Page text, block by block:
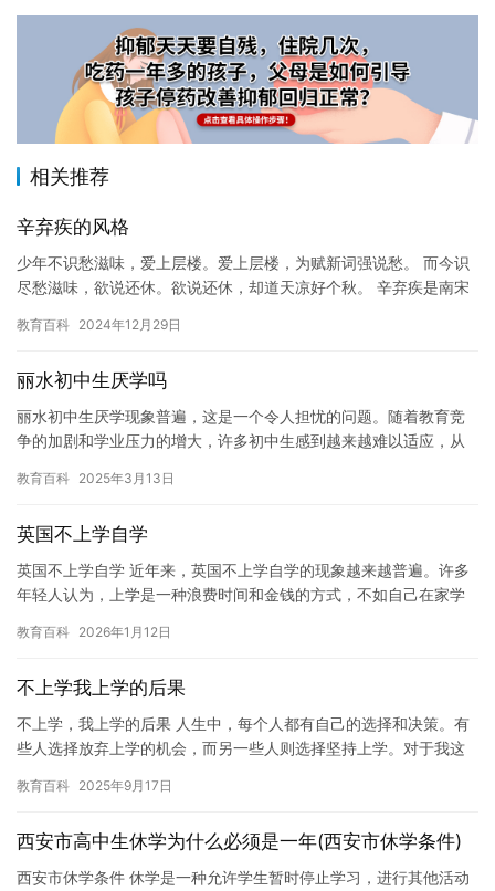
相关推荐
辛弃疾的风格
少年不识愁滋味，爱上层楼。爱上层楼，为赋新词强说愁。 而今识
尽愁滋味，欲说还休。欲说还休，却道天凉好个秋。 辛弃疾是南宋
喜…
教育百科 2024年12月29日
丽水初中生厌学吗
丽水初中生厌学现象普遍，这是一个令人担忧的问题。随着教育竞
争的加剧和学业压力的增大，许多初中生感到越来越难以适应，从
期，他…
教育百科 2025年3月13日
英国不上学自学
英国不上学自学 近年来，英国不上学自学的现象越来越普遍。许多
年轻人认为，上学是一种浪费时间和金钱的方式，不如自己在家学
具备…
教育百科 2026年1月12日
不上学我上学的后果
不上学，我上学的后果 人生中，每个人都有自己的选择和决策。有
些人选择放弃上学的机会，而另一些人则选择坚持上学。对于我这
好…
教育百科 2025年9月17日
西安市高中生休学为什么必须是一年(西安市休学条件)
西安市休学条件 休学是一种允许学生暂时停止学习，进行其他活动